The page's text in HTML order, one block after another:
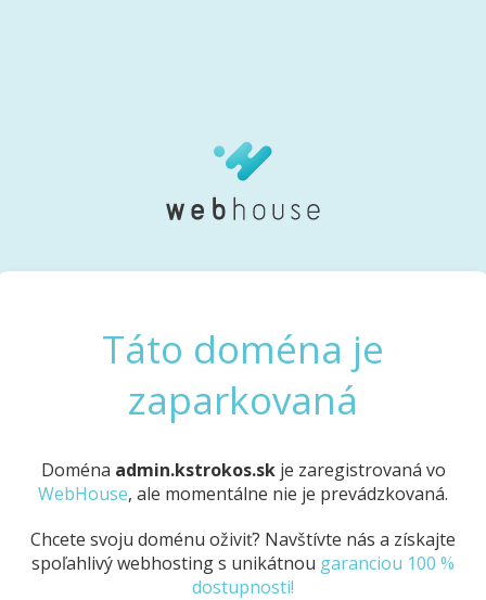
Táto doména je
zaparkovaná
Doména admin.kstrokos.skje zaregistrovaná vo
WebHouse, ale momentálne nie je prevádzkovaná.
Chcete svoju doménu oživiť? Navštívte nás a získajte
spoľahlivý webhosting s unikátnou garanciou 100 %
dostupnosti!